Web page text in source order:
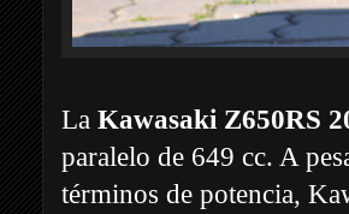
La Kawasaki Z650RS
paralelo de 649 cc. A
términos de potencia,